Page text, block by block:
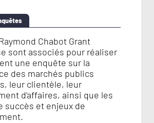
Raymond Chabot Grant
sont associés pour réaliser
une enquête sur la
des marchés publics
leur clientèle, leur
d’affaires, ainsi que les
succès et enjeux de